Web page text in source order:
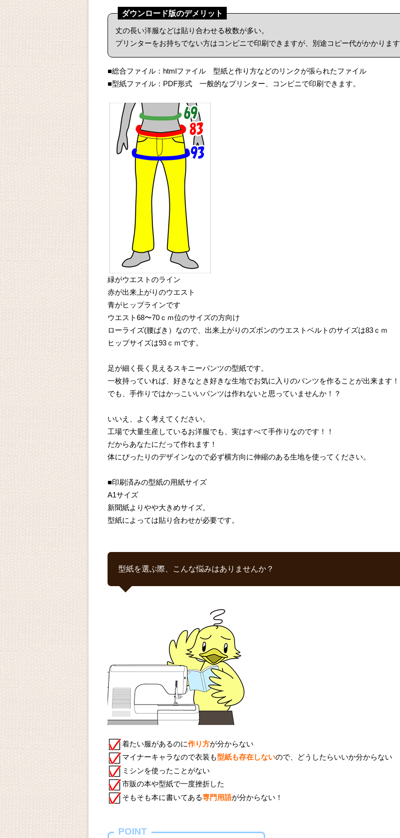
ダウンロード版のデメリット
丈の長い洋服などは貼り合わせる枚数が多い。
プリンターをお持ちでない方はコンビニで印刷できますが、別途コピー代がかかります
■総合ファイル：htmlファイル 型紙と作り方などのリンクが張られたファイル
■型紙ファイル：PDF形式 一般的なプリンター、コンビニで印刷できます。
緑がウエストのライン
赤が出来上がりのウエスト
青がヒップラインです
ウエスト68〜70ｃｍ位のサイズの方向け
ローライズ(腰ばき）なので、出来上がりのズボンのウエストベルトのサイズは83ｃｍ
ヒップサイズは93ｃｍです。
足が細く長く見えるスキニーパンツの型紙です。
一枚持っていれば、好きなとき好きな生地でお気に入りのパンツを作ることが出来ます！
でも、手作りではかっこいいパンツは作れないと思っていませんか！？
いいえ、よく考えてください。
工場で大量生産しているお洋服でも、実はすべて手作りなのです！！
だからあなたにだって作れます！
体にぴったりのデザインなので必ず横方向に伸縮のある生地を使ってください。
■印刷済みの型紙の用紙サイズ
A1サイズ
新聞紙よりやや大きめサイズ。
型紙によっては貼り合わせが必要です。
型紙を選ぶ際、こんな悩みはありませんか？
着たい服があるのに作り方が分からない
マイナーキャラなので衣装も型紙も存在しないので、どうしたらいいか分からない
ミシンを使ったことがない
市販の本や型紙で一度挫折した
そもそも本に書いてある専門用語が分からない！
POINT